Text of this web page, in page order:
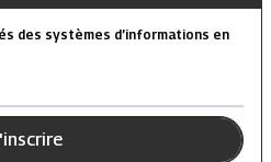
des systèmes d’informations en